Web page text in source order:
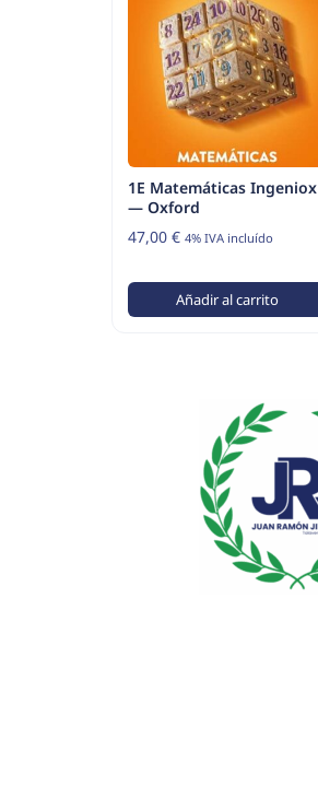
1E Matemáticas Ingeniox
— Oxford
47,00 € 4% IVA incluído
Añadir al carrito